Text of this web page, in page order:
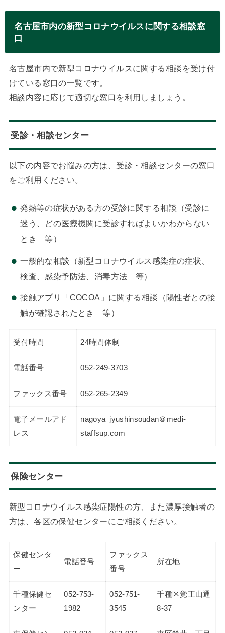
名古屋市内の新型コロナウイルスに関する相談窓
口
名古屋市内で新型コロナウイルスに関する相談を受け付
けている窓口の一覧です。
相談内容に応じて適切な窓口を利用しましょう。
受診・相談センター
以下の内容でお悩みの方は、受診・相談センターの窓口
をご利用ください。
発熱等の症状がある方の受診に関する相談（受診に
迷う、どの医療機関に受診すればよいかわからない
とき 等）
一般的な相談（新型コロナウイルス感染症の症状、
検査、感染予防法、消毒方法 等）
接触アプリ「COCOA」に関する相談（陽性者との接
触が確認されたとき 等）
受付時間 24時間体制
電話番号 052-249-3703
ファックス番号 052-265-2349
電子メールアド
レス
nagoya_jyushinsoudan＠medi-
staffsup.com
保険センター
新型コロナウイルス感染症陽性の方、また濃厚接触者の
方は、各区の保健センターにご相談ください。
保健センタ
ー
電話番号
ファックス
番号
所在地
千種保健セ
ンター
052-753-
1982
052-751-
3545
千種区覚王山通
8-37